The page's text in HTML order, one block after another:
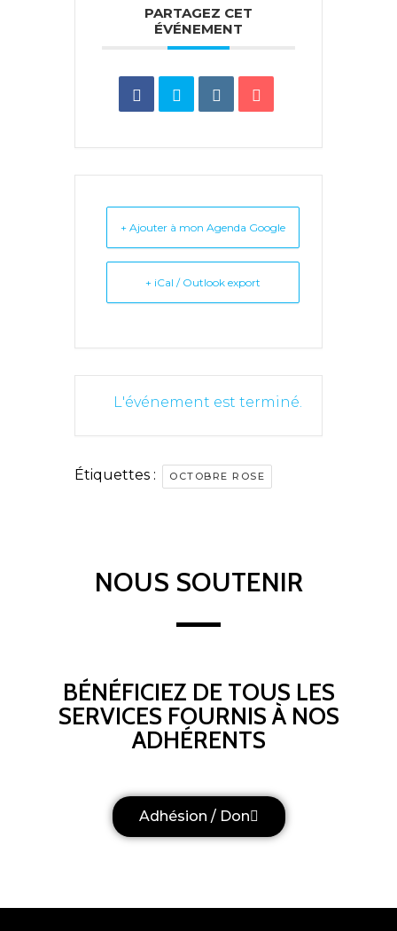
PARTAGEZ CET
ÉVÉNEMENT
+ Ajouter à mon Agenda Google
+ iCal / Outlook export
L'événement est terminé.
Étiquettes : OCTOBRE ROSE
NOUS SOUTENIR
BÉNÉFICIEZ DE TOUS LES
SERVICES FOURNIS À NOS
ADHÉRENTS
Adhésion / Don